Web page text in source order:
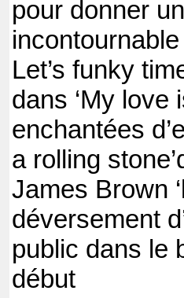
pour donner
Let’s funky
dans ‘My love
enchantées
a rolling
James Brown
déversement
public dans le
début